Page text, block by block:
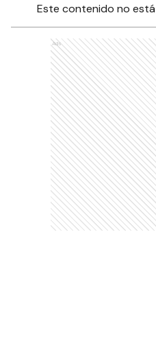
Este contenido no
Ads